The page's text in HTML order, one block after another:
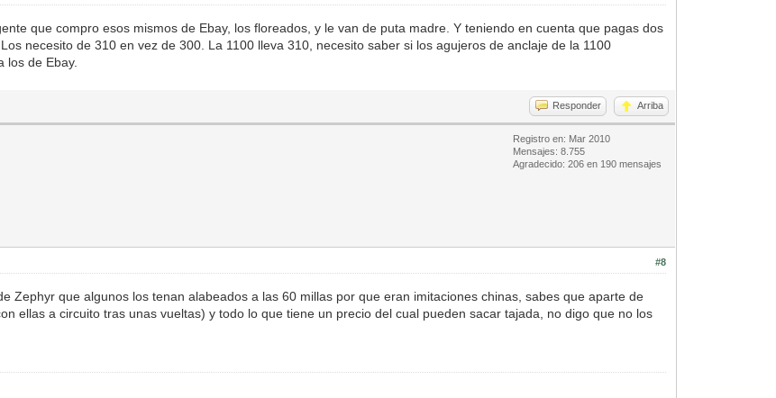
que compro esos mismos de Ebay, los floreados, y le van de puta madre. Y teniendo en cuenta que pagas dos
necesito de 310 en vez de 300. La 1100 lleva 310, necesito saber si los agujeros de anclaje de la 1100
los de Ebay.
Responder Arriba
Registro en: Mar 2010
Mensajes: 8.755
Agradecido: 206 en 190 mensajes
#8
Zephyr que algunos los tenan alabeados a las 60 millas por que eran imitaciones chinas, sabes que aparte de
ellas a circuito tras unas vueltas) y todo lo que tiene un precio del cual pueden sacar tajada, no digo que no los